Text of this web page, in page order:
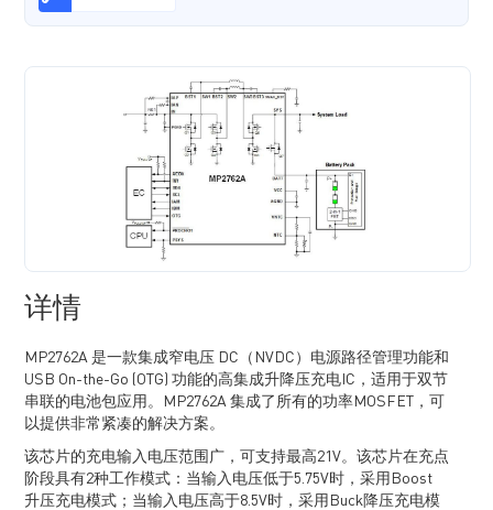
详情
MP2762A 是一款集成窄电压 DC（NVDC）电源路径管理功能和
USB On-the-Go (OTG) 功能的高集成升降压充电IC，适用于双节
串联的电池包应用。MP2762A 集成了所有的功率MOSFET，可
以提供非常紧凑的解决方案。
该芯片的充电输入电压范围广，可支持最高21V。该芯片在充点
阶段具有2种工作模式：当输入电压低于5.75V时，采用Boost
升压充电模式；当输入电压高于8.5V时，采用Buck降压充电模